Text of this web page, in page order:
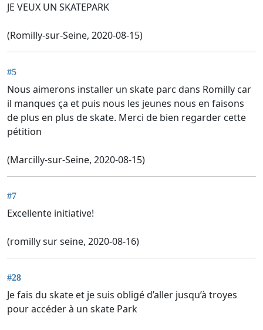
JE VEUX UN SKATEPARK
(Romilly-sur-Seine, 2020-08-15)
#5
Nous aimerons installer un skate parc dans Romilly car
il manques ça et puis nous les jeunes nous en faisons
de plus en plus de skate. Merci de bien regarder cette
pétition
(Marcilly-sur-Seine, 2020-08-15)
#7
Excellente initiative!
(romilly sur seine, 2020-08-16)
#28
Je fais du skate et je suis obligé d’aller jusqu’à troyes
pour accéder à un skate Park